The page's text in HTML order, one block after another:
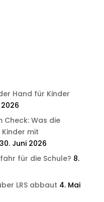
Hand für Kinder
Check: Was die
mit
30. Juni 2026
für die Schule? 8.
LRS abbaut 4. Mai